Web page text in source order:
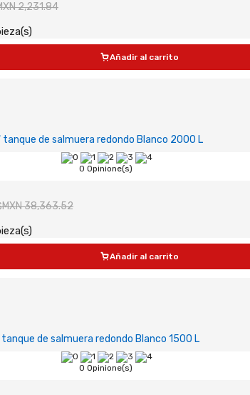
2,231.84
Añadir al carrito
de salmuera redondo Blanco 2000 L
0 Opinione(s)
38,363.52
Añadir al carrito
de salmuera redondo Blanco 1500 L
0 Opinione(s)